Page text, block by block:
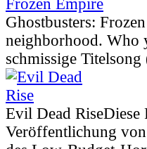
Ghostbusters:
neighborhood. Who
schmissige
Evil Dead RiseDiese
Veröffentlichung von